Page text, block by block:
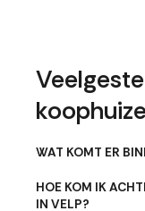
WAT KOMT ER
HOE KOM IK
IN VELP?